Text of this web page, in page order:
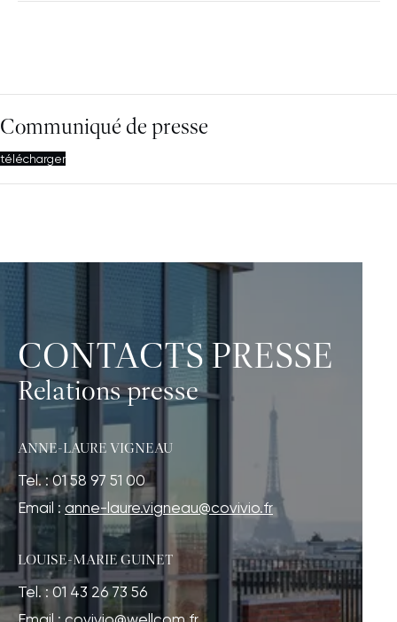
Communiqué de presse
télécharger
CONTACTS PRESSE
Relations presse
ANNE-LAURE VIGNEAU
Tel. : 01 58 97 51 00
Email : anne-laure.vigneau@covivio.fr
LOUISE-MARIE GUINET
Tel. : 01 43 26 73 56